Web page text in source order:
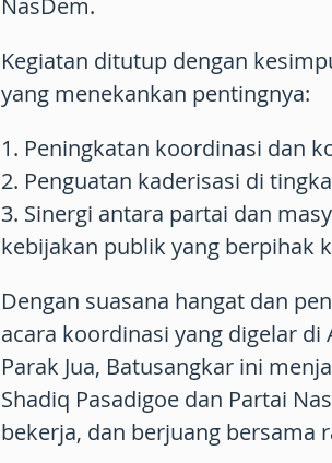
NasDem.
Kegiatan ditutup dengan
yang menekankan pentingnya:
1. Peningkatan koordinasi dan
2. Penguatan kaderisasi di
3. Sinergi antara partai dan
kebijakan publik yang berpihak
Dengan suasana hangat dan
acara koordinasi yang digelar di
Parak Jua, Batusangkar ini
Shadiq Pasadigoe dan Partai
bekerja, dan berjuang bersama